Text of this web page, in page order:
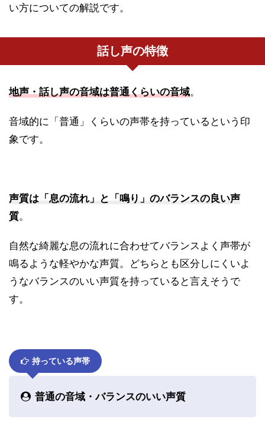
い方についての解説です。
話し声の特徴
地声・話し声の音域は普通くらいの音域。
音域的に「普通」くらいの声帯を持っているという印
象です。
声質は「息の流れ」と「鳴り」のバランスの良い声
質。
自然な綺麗な息の流れに合わせてバランスよく声帯が
鳴るような軽やかな声質。どちらとも区分しにくいよ
うなバランスのいい声質を持っていると言えそうで
す。
持っている声帯
普通の音域・バランスのいい声質